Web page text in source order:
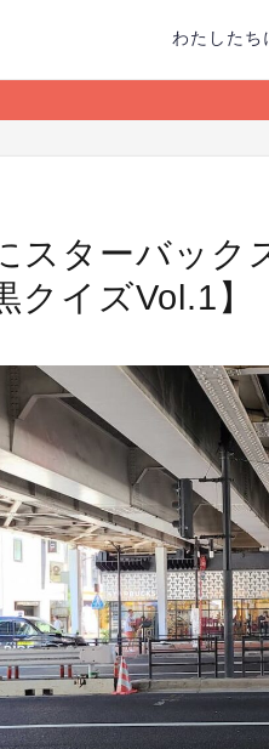
わたしたち
スターバック
クイズVol.1】